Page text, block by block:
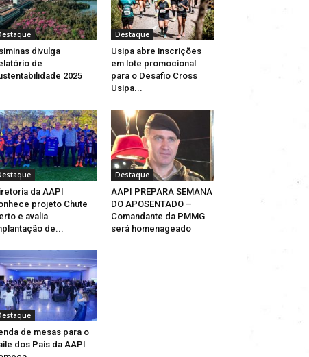
divulga
de
2025
Destaque
Usipa abre inscrições
em lote promocional
para o Desafio Cross
Usipa...
da AAPI
projeto Chute
e avalia
de...
Destaque
AAPI PREPARA SEMANA
DO APOSENTADO –
Comandante da PMMG
será homenageado
de mesas para o
dos Pais da AAPI